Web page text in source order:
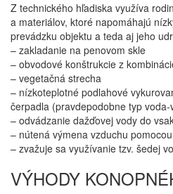
Z technického hľadiska využíva
a materiálov, ktoré napomáhajú
prevádzku objektu a teda aj jeho
– zakladanie na penovom skle
– obvodové konštrukcie z
– vegetačná strecha
– nízkoteplotné podlahové
čerpadla (pravdepodobne typ voda-
– odvádzanie dažďovej vody do
– nútená výmena vzduchu
– zvažuje sa využívanie tzv. šedej
VÝHODY